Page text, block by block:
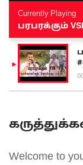
Currently Playing
பரபரக்கும்
Welcome to